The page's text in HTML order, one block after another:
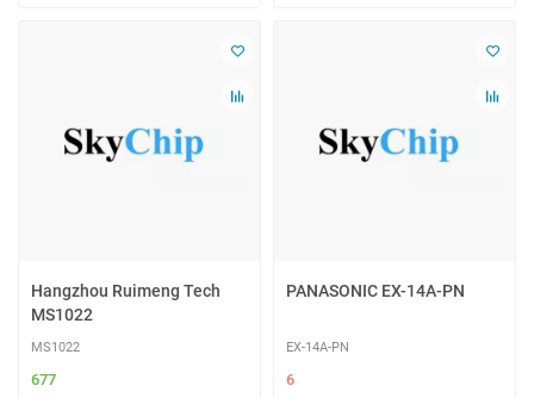
Hangzhou Ruimeng Tech
MS1022
MS1022
677
PANASONIC EX-14A-PN
EX-14A-PN
6